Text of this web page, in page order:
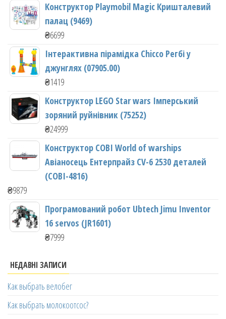
Конструктор Playmobil Magic Кришталевий
палац (9469)
₴6699
Інтерактивна пірамідка Chicco Регбі у
джунглях (07905.00)
₴1419
Конструктор LEGO Star wars Імперський
зоряний руйнівник (75252)
₴24999
Конструктор COBI World of warships
Авіаносець Ентерпрайз CV-6 2530 деталей
(COBI-4816)
₴9879
Програмований робот Ubtech Jimu Inventor
16 servos (JR1601)
₴7999
НЕДАВНІ ЗАПИСИ
Как выбрать велобег
Как выбрать молокоотсос?